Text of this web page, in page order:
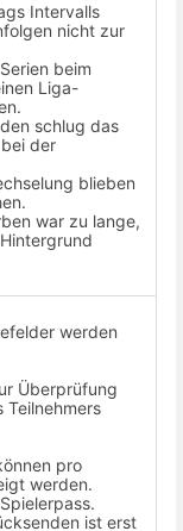
Intervalls
nicht zur
beim
Liga-
schlug das
der
blieben
war zu lange,
werden
Überprüfung
Teilnehmers
pro
werden.
ist erst